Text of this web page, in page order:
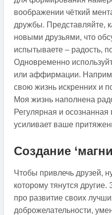
воображении чёткий
дружбы. Представляйте,
новыми друзьями, что
испытываете – радость,
Одновременно
или аффирмации.
свою жизнь искренних и
Моя жизнь наполнена
Регулярная и осознанная
усиливает ваше
Создание
Чтобы привлечь друзей,
которому тянутся
про развитие своих
доброжелательности,